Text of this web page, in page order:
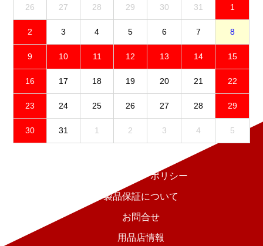
26 27 28 29 30 31 1
2 3 4 5 6 7 8
9 10 11 12 13 14 15
16 17 18 19 20 21 22
23 24 25 26 27 28 29
30 31 1 2 3 4 5
プライバシーポリシー
製品保証について
お問合せ
用品店情報